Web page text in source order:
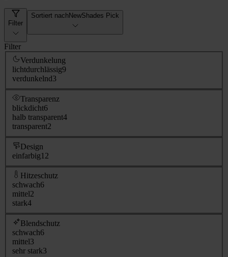
Filter
Sortiert nachNewShades Pick
Filter
Verdunkelung
lichtdurchlässig9
verdunkelnd3
Transparenz
blickdicht6
halb transparent4
transparent2
Design
einfarbig12
Hitzeschutz
schwach6
mittel2
stark4
Blendschutz
schwach6
mittel3
sehr stark3